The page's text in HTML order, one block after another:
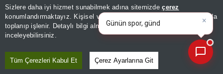
Sizlere daha iyi hizmet sunabilmek adına sitemizdeçerez
konumlandırmaktayız. Kişisel verileriniz, KVKK ve GDPR kapsamında
toplanıp işlenir. Detaylı bilgi almak içinAydınlatma Metnimizi
inceleyebilirsiniz.
Tüm Çerezleri Kabul Et Çerez Ayarlarına Git
Haberle İlgili Daha Fazlası
Spor
Bizi Takip Edin
Günün spor, gündem ve
ekonomi gelişmelerini analiz
edin!